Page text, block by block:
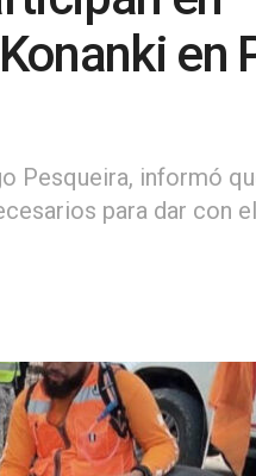
en
Pesqueira, informó
para dar con